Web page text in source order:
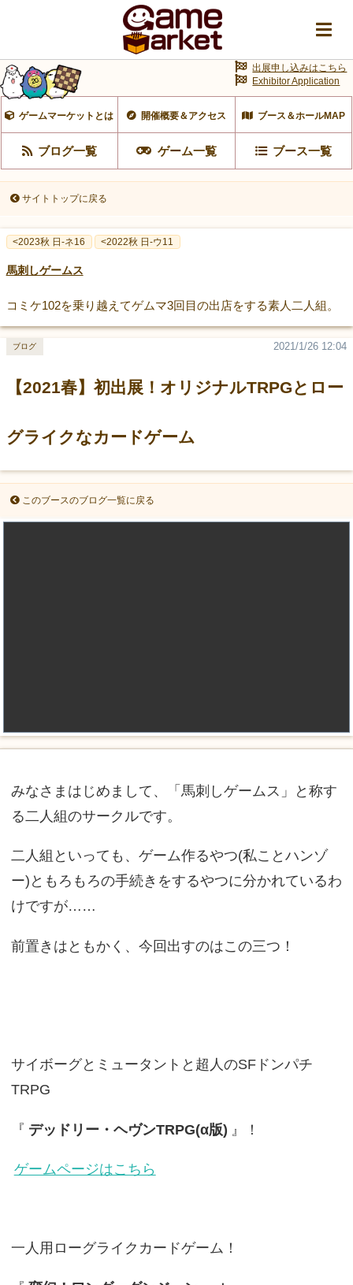
ゲームマーケットとは 開催概要＆アクセス ブース＆ホールMAP
ブログ一覧 ゲーム一覧 ブース一覧
出展申し込みはこちら
Exhibitor Application
サイトトップに戻る
<2023秋 日-ネ16 <2022秋 日-ウ11
馬刺しゲームス
コミケ102を乗り越えてゲムマ3回目の出店をする素人二人組。
【2021春】初出展！オリジナルTRPGとロー
グライクなカードゲーム
2021/1/26 12:04
ブログ
このブースのブログ一覧に戻る
みなさまはじめまして、「馬刺しゲームス」と称す
る二人組のサークルです。
二人組といっても、ゲーム作るやつ(私ことハンゾ
ー)ともろもろの手続きをするやつに分かれているわ
けですが……
前置きはともかく、今回出すのはこの三つ！
サイボーグとミュータントと超人のSFドンパチ
TRPG
『 デッドリー・ヘヴンTRPG(α版) 』！
ゲームページはこちら
一人用ローグライクカードゲーム！